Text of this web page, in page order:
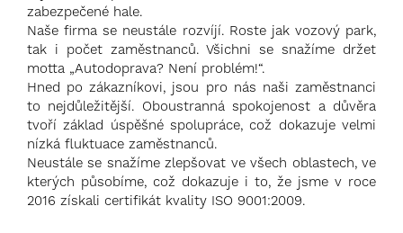
zabezpečené hale.
Naše firma se neustále rozvíjí. Roste jak vozový park,
tak i počet zaměstnanců. Všichni se snažíme držet
motta „Autodoprava? Není problém!“.
Hned po zákazníkovi, jsou pro nás naši zaměstnanci
to nejdůležitější. Oboustranná spokojenost a důvěra
tvoří základ úspěšné spolupráce, což dokazuje velmi
nízká fluktuace zaměstnanců.
Neustále se snažíme zlepšovat ve všech oblastech, ve
kterých působíme, což dokazuje i to, že jsme v roce
2016 získali certifikát kvality ISO 9001:2009.